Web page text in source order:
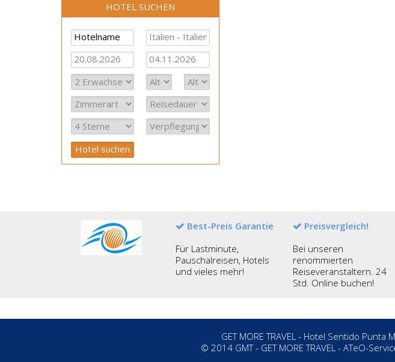
HOTEL SUCHEN
Best-Preis Garantie
Für Lastminute,
Pauschalreisen, Hotels
und vieles mehr!
Preisvergleich!
Bei unseren
renommierten
Reiseveranstaltern. 24
Std. Online buchen!
GET MORE TRAVEL - Hotel Sentido
© 2014 GMT - GET MORE TRAVEL - ATeO-